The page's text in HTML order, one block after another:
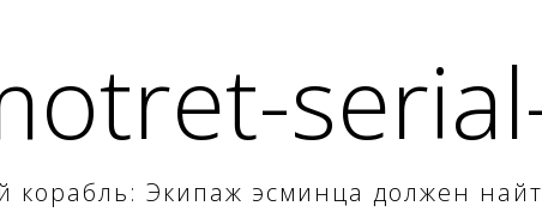
корабль: Экипаж эсминца должен